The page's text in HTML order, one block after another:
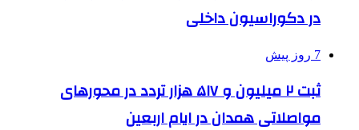
در دکوراسیون داخلی
7 روز پیش
ثبت ۲ میلیون و ۵۱۷ هزار تردد در محورهای
مواصلاتی همدان در ایام اربعین